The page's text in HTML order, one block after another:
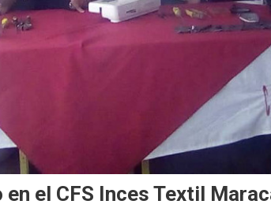
el CFS Inces Textil